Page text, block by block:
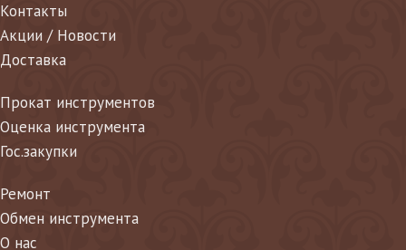
Контакты
Акции / Новости
Доставка
Прокат инструментов
Оценка инструмента
Гос.закупки
Ремонт
Обмен инструмента
О нас